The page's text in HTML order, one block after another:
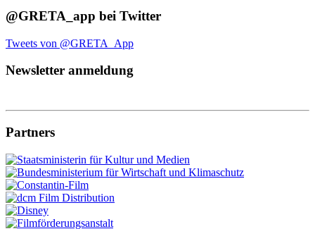
@GRETA_app bei Twitter
Tweets von @GRETA_App
Newsletter anmeldung
Partners